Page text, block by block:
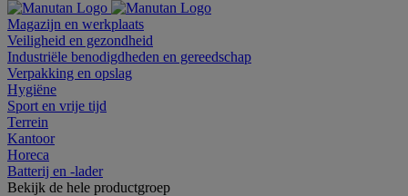
Magazijn en werkplaats
Veiligheid en gezondheid
Industriële benodigdheden en gereedschap
Verpakking en opslag
Hygiëne
Sport en vrije tijd
Terrein
Kantoor
Horeca
Batterij en -lader
Bekijk de hele productgroep